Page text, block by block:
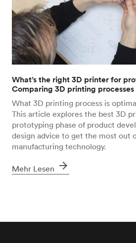
What’s the right 3D printer for
Comparing 3D printing processes
What 3D printing process is
This article explores the best 3D
prototyping phase of product
design advice to get the most out
manufacturing technology.
Mehr Lesen arrow_forward